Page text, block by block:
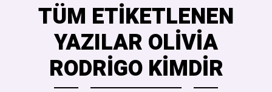
TÜM ETIKETLENEN
YAZILAR OLIVIA
RODRIGO KIMDIR